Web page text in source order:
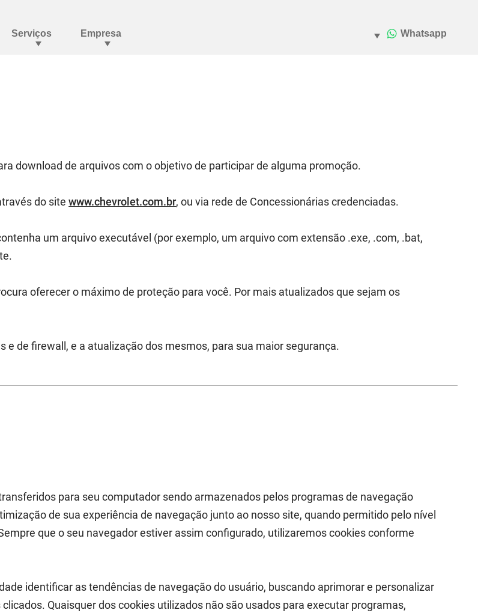
download de arquivos com o objetivo de participar de alguma promoção.
do sitewww.chevrolet.com.br, ou via rede de Concessionárias credenciadas.
um arquivo executável (por exemplo, um arquivo com extensão .exe, .com, .bat,
oferecer o máximo de proteção para você. Por mais atualizados que sejam os
de firewall, e a atualização dos mesmos, para sua maior segurança.
para seu computador sendo armazenados pelos programas de navegação
de sua experiência de navegação junto ao nosso site, quando permitido pelo nível
que o seu navegador estiver assim configurado, utilizaremos cookies conforme
identificar as tendências de navegação do usuário, buscando aprimorar e personalizar
Quaisquer dos cookies utilizados não são usados para executar programas,